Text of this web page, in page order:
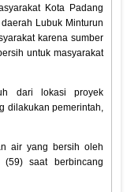
Kota Padang
Lubuk Minturun
karena sumber
untuk masyarakat
dari lokasi proyek
dilakukan pemerintah,
air yang bersih oleh
(59) saat berbincang